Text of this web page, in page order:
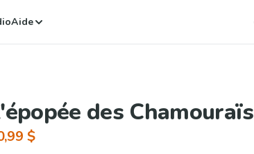
Aide
des Chamouraïs
$